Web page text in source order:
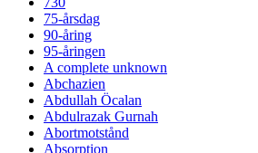
75-årsdag
90-åring
95-åringen
A complete unknown
Abchazien
Abdullah Öcalan
Abdulrazak Gurnah
Abortmotstånd
Absorption